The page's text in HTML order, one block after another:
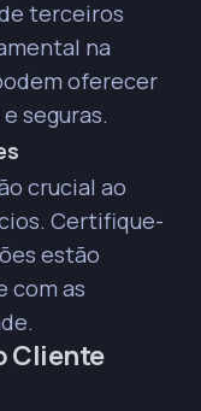
terceiros
na
oferecer
seguras.
crucial ao
Certifique-
estão
com as
Cliente